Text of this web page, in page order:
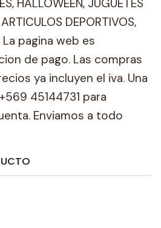
HALLOWEEN, JUGUETES
DEPORTIVOS,
La pagina web es
de pago. Las compras
ya incluyen el iva. Una
45144731 para
Enviamos a todo